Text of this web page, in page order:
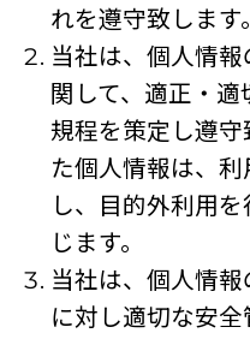
れを遵守致します。
当社は、個人情
関して、適正・
規程を策定し遵
た個人情報は、
し、目的外利用
じます。
当社は、個人情
に対し適切な安